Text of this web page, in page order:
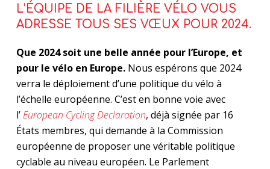
L’ÉQUIPE DE LA FILIÈRE VÉLO VOUS
ADRESSE TOUS SES VŒUX POUR 2024.
Que 2024 soit une belle année pour l’Europe, et
pour le vélo en Europe.Nous espérons que 2024
verra le déploiement d’une politique du vélo à
l’échelle européenne. C’est en bonne voie avec
l’European Cycling Declaration, déjà signée par 16
États membres, qui demande à la Commission
européenne de proposer une véritable politique
cyclable au niveau européen. Le Parlement